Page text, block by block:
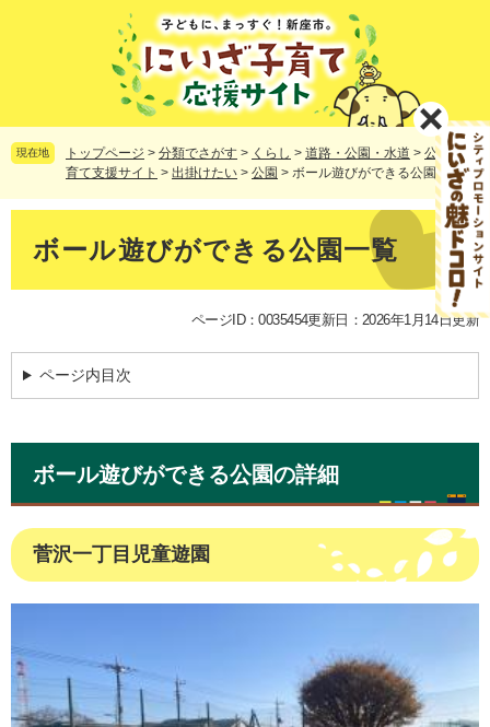
頭
で
飛
ば現在地 トップページ > 分類でさがす > くらし > 道路・公園・水道 > 公園>子
育て支援サイト > 出掛けたい > 公園 > ボール遊びができる公園一覧
ボール遊びができる公園一覧
ページID：0035454更新日：2026年1月14日更新
ページ内目次
ボール遊びができる公園の詳細
菅沢一丁目児童遊園